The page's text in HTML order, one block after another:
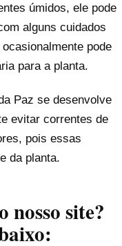
úmidos, ele pode
alguns cuidados
pode
para a planta.
Paz se desenvolve
evitar correntes de
pois essas
da planta.
nosso site?